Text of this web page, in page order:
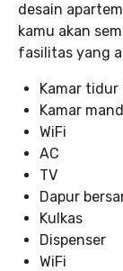
desain
kamu akan
fasilitas yang
Kamar
Kamar
WiFi
AC
TV
Dapur
Kulkas
Dispenser
WiFi